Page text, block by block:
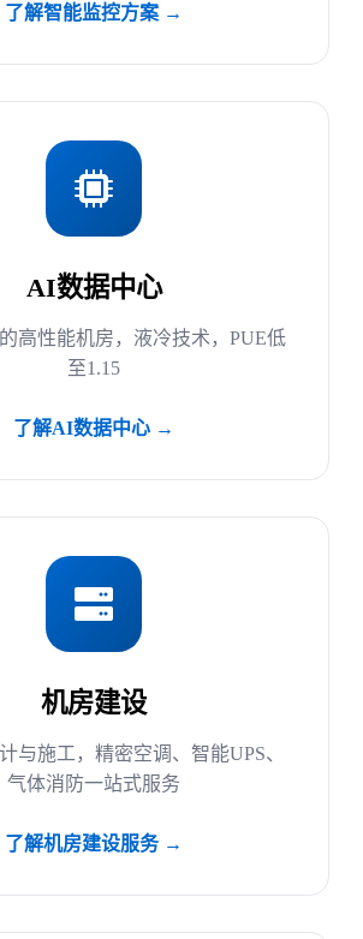
了解智能监控方案 →
AI数据中心
高性能机房，液冷技术，PUE低
至1.15
了解AI数据中心 →
机房建设
与施工，精密空调、智能UPS、
气体消防一站式服务
了解机房建设服务 →